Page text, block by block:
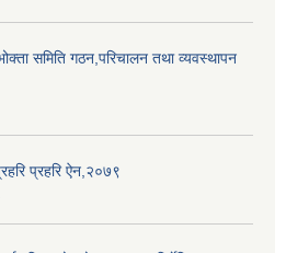
समिति गठन,परिचालन तथा व्यवस्थापन
प्रहरि ऐन,२०७९